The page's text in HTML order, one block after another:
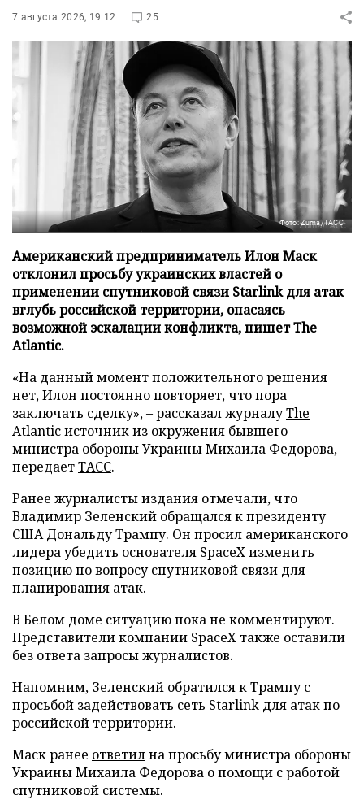
7 августа 2026, 19:12 25
Фото: Zuma/ТАСС
Американский предприниматель Илон Маск
отклонил просьбу украинских властей о
применении спутниковой связи Starlink для атак
вглубь российской территории, опасаясь
возможной эскалации конфликта, пишет The
Atlantic.
«На данный момент положительного решения
нет, Илон постоянно повторяет, что пора
заключать сделку», – рассказал журналуThe
Atlanticисточник из окружения бывшего
министра обороны Украины Михаила Федорова,
передаетТАСС.
Ранее журналисты издания отмечали, что
Владимир Зеленский обращался к президенту
США Дональду Трампу. Он просил американского
лидера убедить основателя SpaceX изменить
позицию по вопросу спутниковой связи для
планирования атак.
В Белом доме ситуацию пока не комментируют.
Представители компании SpaceX также оставили
без ответа запросы журналистов.
Напомним, Зеленский обратилсяк Трампу с
просьбой задействовать сеть Starlink для атак по
российской территории.
Маск ранее ответилна просьбу министра обороны
Украины Михаила Федорова о помощи с работой
спутниковой системы.